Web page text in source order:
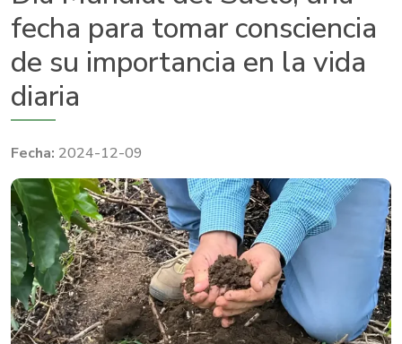
fecha para tomar consciencia
de su importancia en la vida
diaria
2024-12-09